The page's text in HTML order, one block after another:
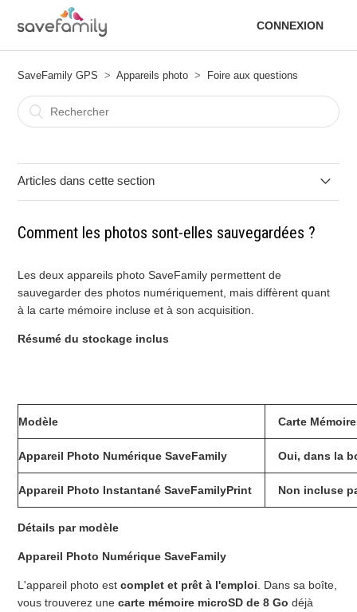
CONNEXION
SaveFamily GPS Appareils photo Foire aux questions
Articles dans cette section
le numérique ?
Comment les photos sont-elles sauvegardées ?
Comment les caméras sont-elles chargées ?
Comment les photos sont-elles sauvegardées ?
Les deux appareils photo SaveFamily permettent de
sauvegarder des photos numériquement, mais diffèrent quant
à la carte mémoire incluse et à son acquisition.
Résumé du stockage inclus
Modèle Carte
Appareil Photo Numérique SaveFamily Oui, dans la
Appareil Photo Instantané SaveFamilyPrint Non incluse
Détails par modèle
Appareil Photo Numérique SaveFamily
L'appareil photo estcomplet et prêt à l'emploi . Dans sa boîte,
vous trouverez unecarte mémoire microSD de 8 Go déjà